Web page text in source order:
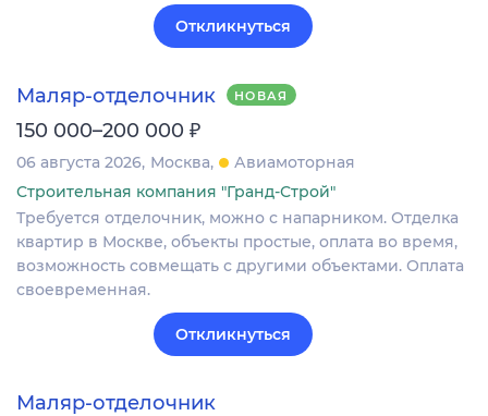
Откликнуться
Маляр-отделочник НОВАЯ
150 000–200 000 ₽
06 августа 2026 Москва
Авиамоторная
Строительная компания "Гранд-Строй"
Требуется отделочник, можно с напарником. Отделка
квартир в Москве, объекты простые, оплата во время,
возможность совмещать с другими объектами. Оплата
своевременная.
Откликнуться
Маляр-отделочник